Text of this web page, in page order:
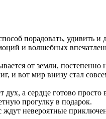
порадовать, удивить
и волшебных
от земли,
и вот мир внизу стал
дух, а сердце готово
прогулку в подарок.
ждут невероятные